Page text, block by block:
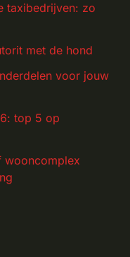
taxibedrijven: zo
met de hond
voor jouw
top 5 op
wooncomplex